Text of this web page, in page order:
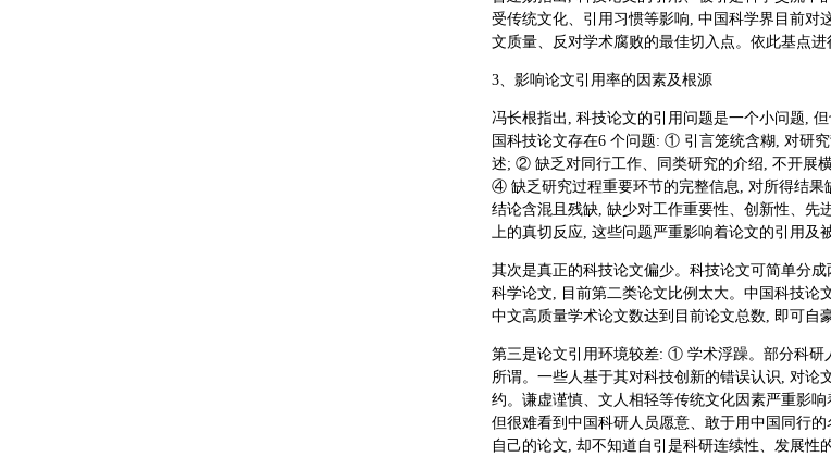
受传统文化、引用习惯等影响, 中国科学界目前对
文质量、反对学术腐败的最佳切入点。依此基点进
3、影响论文引用率的因素及根源
冯长根指出, 科技论文的引用问题是一个小问题,
国科技论文存在6 个问题: ① 引言笼统含糊, 对研
述; ② 缺乏对同行工作、同类研究的介绍, 不开展
④ 缺乏研究过程重要环节的完整信息, 对所得结
结论含混且残缺, 缺少对工作重要性、创新性、先
上的真切反应, 这些问题严重影响着论文的引用及被
其次是真正的科技论文偏少。科技论文可简单分
科学论文, 目前第二类论文比例太大。中国科技论
中文高质量学术论文数达到目前论文总数, 即可自
第三是论文引用环境较差: ① 学术浮躁。部分科研
所谓。一些人基于其对科技创新的错误认识, 对
约。谦虚谨慎、文人相轻等传统文化因素严重影
但很难看到中国科研人员愿意、敢于用中国同行
自己的论文, 却不知道自引是科研连续性、发展